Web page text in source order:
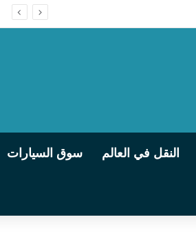
النقل في العالم سوق السيارات